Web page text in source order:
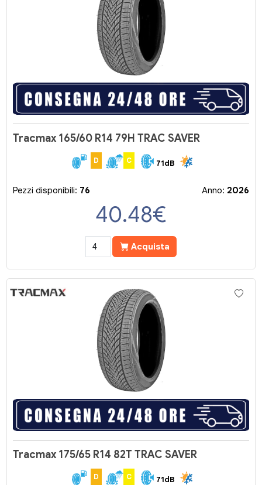
Tracmax 165/60 R14 79H TRAC SAVER
D C 71dB
Pezzi disponibili: 76 Anno: 2026
40.48€
Acquista
Tracmax 175/65 R14 82T TRAC SAVER
D C 71dB